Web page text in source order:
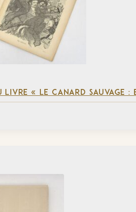
LIVRE « LE CANARD SAUVAGE :